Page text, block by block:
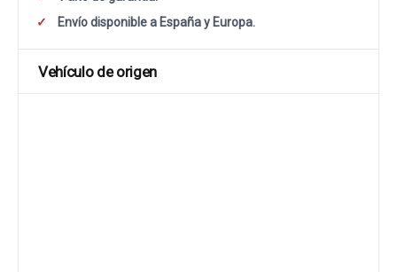
Envío disponible a España y Europa.
Vehículo de origen